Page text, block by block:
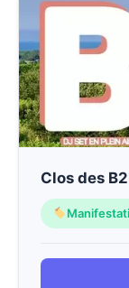
Clos des